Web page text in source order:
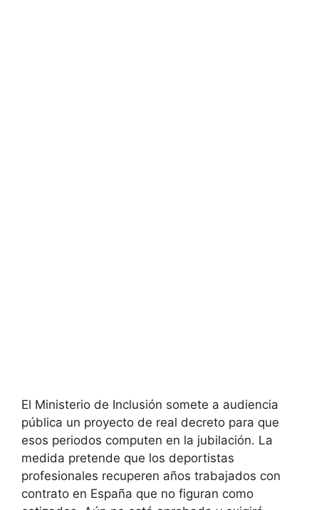
El Ministerio de Inclusión somete a audiencia
pública un proyecto de real decreto para que
esos periodos computen en la jubilación. La
medida pretende que los deportistas
profesionales recuperen años trabajados con
contrato en España que no figuran como